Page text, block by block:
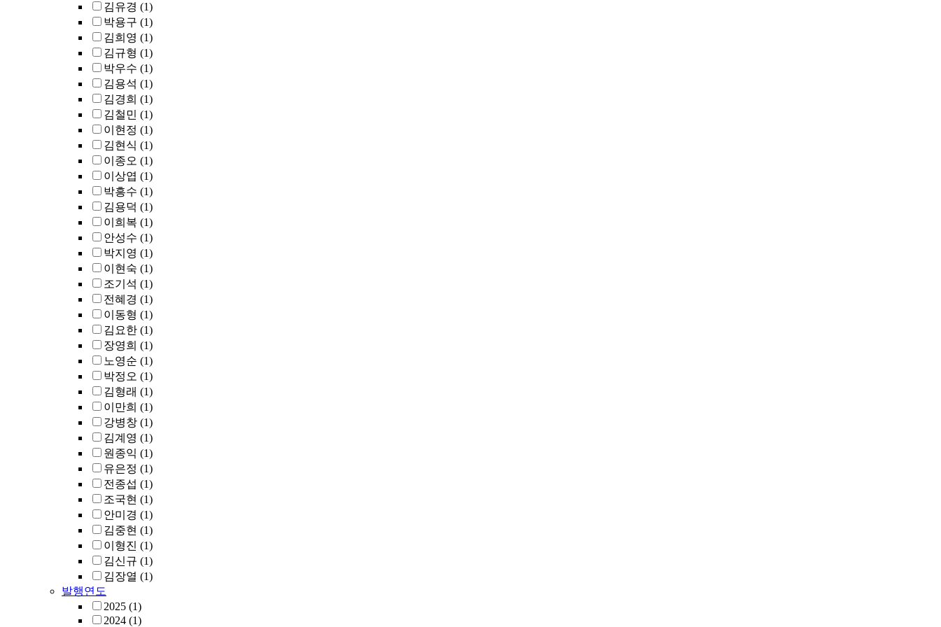
김유경 (1)
박용구 (1)
김희영 (1)
김규형 (1)
박우수 (1)
김용석 (1)
김경희 (1)
김철민 (1)
이현정 (1)
김현식 (1)
이종오 (1)
이상엽 (1)
박흥수 (1)
김용덕 (1)
이희복 (1)
안성수 (1)
박지영 (1)
이현숙 (1)
조기석 (1)
전혜경 (1)
이동형 (1)
김요한 (1)
장영희 (1)
노영순 (1)
박정오 (1)
김형래 (1)
이만희 (1)
강병창 (1)
김계영 (1)
원종익 (1)
유은정 (1)
전종섭 (1)
조국현 (1)
안미경 (1)
김중현 (1)
이형진 (1)
김신규 (1)
김장열 (1)
발행연도
2025 (1)
2024 (1)